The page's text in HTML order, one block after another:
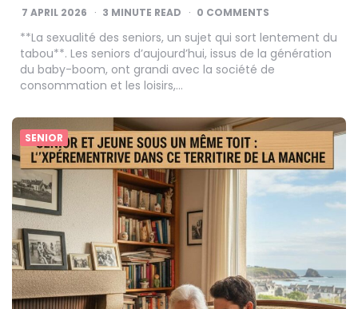
7 APRIL 2026 3 MINUTE READ 0 COMMENTS
**La sexualité des seniors, un sujet qui sort lentement du
tabou**. Les seniors d’aujourd’hui, issus de la génération
du baby-boom, ont grandi avec la société de
consommation et les loisirs,…
SENIOR